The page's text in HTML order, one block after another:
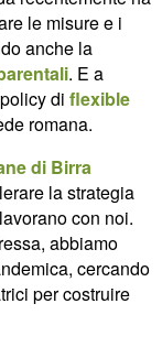
le misure e i
anche la
. E a
di flexible
romana.
di Birra
la strategia
con noi.
abbiamo
cercando
per costruire